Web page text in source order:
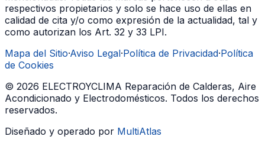
respectivos propietarios y solo se hace uso de ellas en
calidad de cita y/o como expresión de la actualidad, tal y
como autorizan los Art. 32 y 33 LPI.
Mapa del Sitio·Aviso Legal·Política de Privacidad·Política
de Cookies
© 2026 ELECTROYCLIMA Reparación de Calderas, Aire
Acondicionado y Electrodomésticos. Todos los derechos
reservados.
Diseñado y operado por MultiAtlas